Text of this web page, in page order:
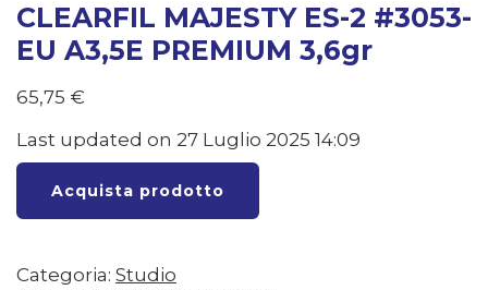
CLEARFIL MAJESTY ES-2 #3053-
EU A3,5E PREMIUM 3,6gr
65,75 €
Last updated on 27 Luglio 2025 14:09
Acquista prodotto
Categoria: Studio